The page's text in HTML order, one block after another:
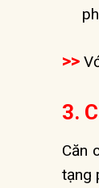
>>
3.
Căn
tạng